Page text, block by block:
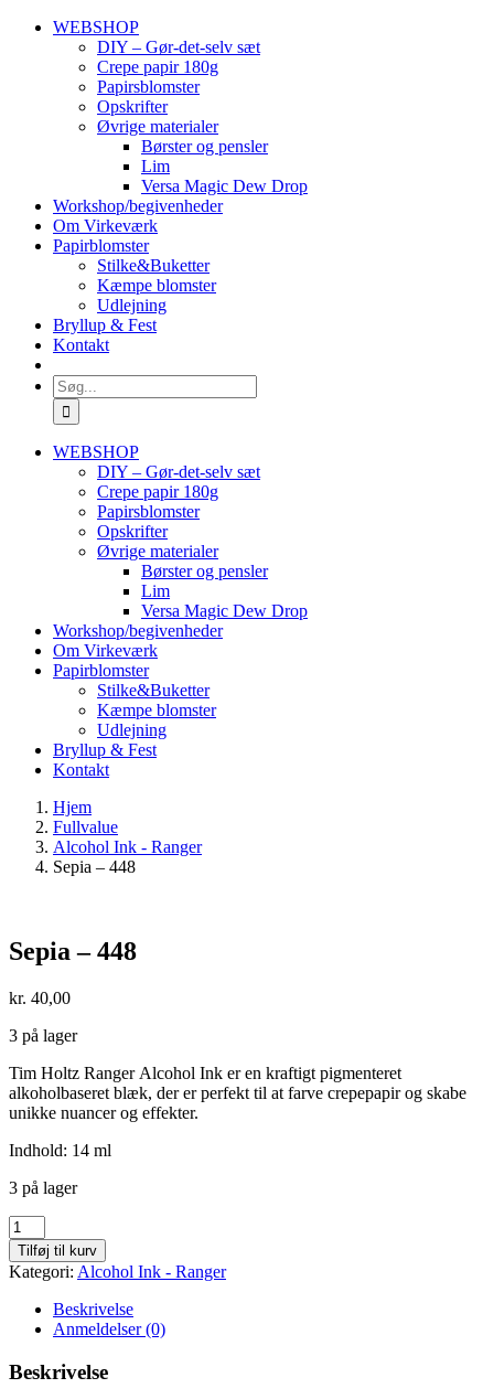
Skip
WEBSHOP
DIY – Gør-det-selv sæt
Crepe papir 180g
Papirsblomster
Opskrifter
Øvrige materialer
Børster og pensler
Lim
Versa Magic Dew Drop
Workshop/begivenheder
Om Virkeværk
Papirblomster
Stilke&Buketter
Kæmpe blomster
Udlejning
Bryllup & Fest
Kontakt
Søg
efter:
WEBSHOP
DIY – Gør-det-selv sæt
Crepe papir 180g
Papirsblomster
Opskrifter
Øvrige materialer
Børster og pensler
Lim
Versa Magic Dew Drop
Workshop/begivenheder
Om Virkeværk
Papirblomster
Stilke&Buketter
Kæmpe blomster
Udlejning
Bryllup & Fest
Kontakt
Hjem
Fullvalue
Alcohol Ink - Ranger
Sepia – 448
Sepia – 448
kr. 40,00
3 på lager
Tim Holtz Ranger Alcohol Ink er en kraftigt pigmenteret
alkoholbaseret blæk, der er perfekt til at farve crepepapir og skabe
unikke nuancer og effekter.
Indhold: 14 ml
3 på lager
Sepia
-
448
antal
Tilføj til kurv
Kategori: Alcohol Ink - Ranger
Beskrivelse
Anmeldelser (0)
Beskrivelse